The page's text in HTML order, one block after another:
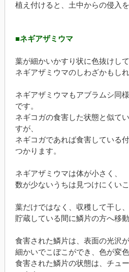
植え付けると、土中からの侵入
■ネギアザミウマ
葉が細かいかすり状に色抜けして
ネギアザミウマのしわざかもしれ
ネギアザミウマもアブラムシ同
です。
ネギコガの食害した状態と似て
すが、
ネギコガであれば食害している
つかります。
ネギアザミウマは体が小さく、
数が少ないうちは見つけにくい
葉だけではなく、収穫して干し、
貯蔵している間に鱗片の方へ移
食害された鱗片は、表面の光沢が
細かいでこぼこができ、色が変色
食害された鱗片の状態は、チュ